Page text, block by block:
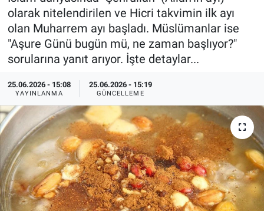
olarak nitelendirilen ve Hicri takvimin ilk ayı
olan Muharrem ayı başladı. Müslümanlar ise
"Aşure Günü bugün mü, ne zaman başlıyor?"
sorularına yanıt arıyor. İşte detaylar...
25.06.2026 - 15:08
YAYINLANMA
25.06.2026 - 15:19
GÜNCELLEME
Özel Haberler
Yazarlar
Dünya
Medya
Özel Haberler
Kadın
Erişim Bilgileri
Sağlık
Teknoloji
Haber Arşivi